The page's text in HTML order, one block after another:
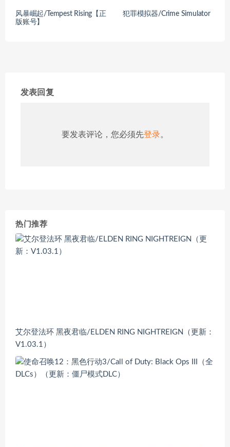
风暴崛起/Tempest Rising【正
版账号】
犯罪模拟器/Crime Simulator
发表回复
要发表评论，您必须先登录。
热门推荐
艾尔登法环 黑夜君临/ELDEN RING NIGHTREIGN（更新：
V1.03.1）